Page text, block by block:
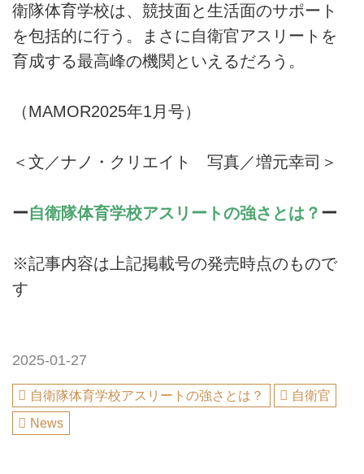
衛隊体育学校は、競技面と生活面のサポート
を包括的に行う。まさに自衛官アスリートを
育成する最高峰の機関といえるだろう。
（MAMOR2025年1月号）
＜文／ナノ・クリエイト 写真／増元幸司＞
ー自衛隊体育学校アスリートの強さとは？ ー
※記事内容は上記掲載号の発売時点のもので
す
2025-01-27
自衛隊体育学校アスリートの強さとは？
自衛官
News